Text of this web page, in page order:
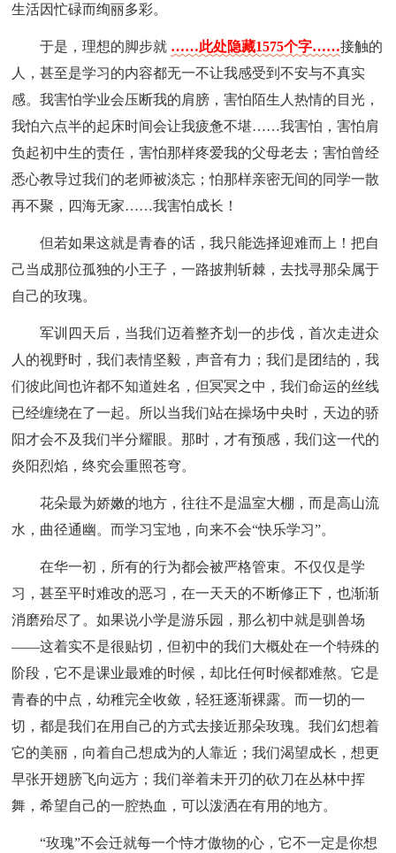
生活因忙碌而绚丽多彩。
于是，理想的脚步就 ……此处隐藏1575个字……接触的
人，甚至是学习的内容都无一不让我感受到不安与不真实
感。我害怕学业会压断我的肩膀，害怕陌生人热情的目光，
我怕六点半的起床时间会让我疲惫不堪……我害怕，害怕肩
负起初中生的责任，害怕那样疼爱我的父母老去；害怕曾经
悉心教导过我们的老师被淡忘；怕那样亲密无间的同学一散
再不聚，四海无家……我害怕成长！
但若如果这就是青春的话，我只能选择迎难而上！把自
己当成那位孤独的小王子，一路披荆斩棘，去找寻那朵属于
自己的玫瑰。
军训四天后，当我们迈着整齐划一的步伐，首次走进众
人的视野时，我们表情坚毅，声音有力；我们是团结的，我
们彼此间也许都不知道姓名，但冥冥之中，我们命运的丝线
已经缠绕在了一起。所以当我们站在操场中央时，天边的骄
阳才会不及我们半分耀眼。那时，才有预感，我们这一代的
炎阳烈焰，终究会重照苍穹。
花朵最为娇嫩的地方，往往不是温室大棚，而是高山流
水，曲径通幽。而学习宝地，向来不会“快乐学习”。
在华一初，所有的行为都会被严格管束。不仅仅是学
习，甚至平时难改的恶习，在一天天的不断修正下，也渐渐
消磨殆尽了。如果说小学是游乐园，那么初中就是驯兽场
——这着实不是很贴切，但初中的我们大概处在一个特殊的
阶段，它不是课业最难的时候，却比任何时候都难熬。它是
青春的中点，幼稚完全收敛，轻狂逐渐裸露。而一切的一
切，都是我们在用自己的方式去接近那朵玫瑰。我们幻想着
它的美丽，向着自己想成为的人靠近；我们渴望成长，想更
早张开翅膀飞向远方；我们举着未开刃的砍刀在丛林中挥
舞，希望自己的一腔热血，可以泼洒在有用的地方。
“玫瑰”不会迁就每一个恃才傲物的心，它不一定是你想